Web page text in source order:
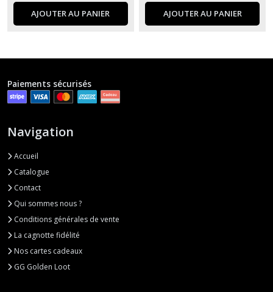
AJOUTER AU PANIER AJOUTER AU PANIER
Paiements sécurisés
Navigation
Accueil
Catalogue
Contact
Qui sommes nous ?
Conditions générales de vente
La cagnotte fidélité
Nos cartes cadeaux
GG Golden Loot